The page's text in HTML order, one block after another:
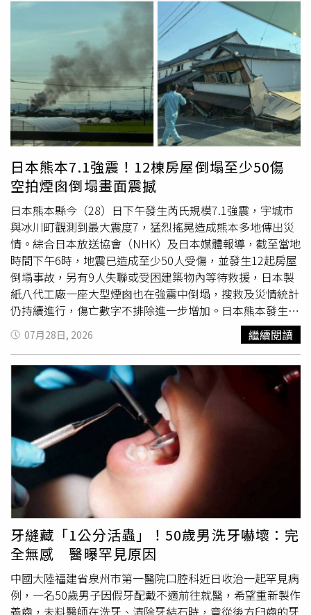
廠護、月薪9萬3377元，在2022年到2024年她經手處理4件
引發爭議的意外，第一次是2022年某日，楊梅廠操作員扭
傷腳踝，楊姓護理師治療後沒使用「Medgate」登錄廠內診
療急救紀錄，也沒在職業安全通報平台「EHS360」回報此
事。第二次是2023年5月11日，技術員維護機器時撞到頭
流
血 暈眩，楊姓護理師處置後同樣未於兩個系統通報。第三次
在2024年2月27日，工程師在辦公室突然暈倒昏迷，甦醒後
去護理站讓楊姓護理師醫治，之後她也沒用兩個系統回報。
第四次發生在2024年11月27日，承包商訪客在工廠大門扭
到腳，接受楊姓護理師處理，她仍未在Medgate紀錄、
EHS360通報。2025年3月，3M以勞基法第11條第5款為
由，通知楊姓護理師終止僱傭關係，她提告主張自己足以勝
任工作，公司違反解僱最後手段性。3M公司告訴法院，廠
護的工作除了提供員工健康諮詢、急救和緊急處置，還有申
報、保存及追蹤紀錄，所以每次醫療後須在Medgate內部回
報系統詳實登錄診療急救紀錄，還得進行職安通報，在
EHS360系統紀錄追蹤職安事件。3M主張接到匿名舉報，楊
梅廠EHS主管指示團隊掩蓋工廠發生的傷害事故，內部調查
發現楊姓護理師4次應通報未通報，她承認違規未進行EHS
通報，在前兩次意外處理完畢後「錯誤遵循EHS主管的指
示」；調查過程中另外抓到楊姓護理師在Medgate系統也漏
報，這構成重大職務疏失，也不符醫療道德規範，導致公司
無法預知風險、釐清職業災害的責任歸屬，因此楊姓護理師
無法勝任工作。台北地院調查，依據3M的作業指導書，任
何異常事件例如災害、事故發生後，「權責單位」24小時內
應依規定登錄於3M全球事故管理系統，所謂權責單位是指
事發單位，從員工的證詞也可知道，是否在EHS360系統通
報，由EHS部門的主管或資深工程師來判斷，楊姓護理師不
具有EHS通報的義務。至於Medgate系統未紀錄的部分，法
官認為楊姓護理師違規，因為《勞工健康保護規則》明定勞
工健康服務人員應保存勞工職業衛生、職業健康的相關調查
以及傷害疾病的紀錄，這是楊姓護理師的工作，她就應該使
用Medgate記下醫療處置的情形，何況她自己也承認，第一
次到第三次傷病急救事件並未在Medgate系統登錄。既然楊
姓護理師確有疏失，為何3M解僱仍不合法？北院指出，
2022年操作員腳踝扭傷、2023年技術員撞頭 流血、2024年
工程師昏倒，發生頻率只有一年一次，而且這些員工的傷病
日本熊本7.1強震！12棟房屋倒塌至少50傷
空拍煙囪倒塌畫面震撼
日本熊本縣今（28）日下午發生芮氏規模7.1強震，宇城市
與冰川町觀測到最大震度7，猛烈搖晃造成熊本多地傳出災
情。綜合日本放送協會（NHK）及日本媒體報導，截至當地
時間下午6時，地震已造成至少50人受傷，並發生12起房屋
倒塌事故，另有9人失聯或受困建築物內等待救援，日本製
紙八代工廠一座大型煙囪也在強震中倒塌，搜救及災情統計
仍持續進行，傷亡數字不排除進一步增加。日本熊本發生規
模7.1強震，最大震度達7級，多處建物倒塌，搜救人員持續
搶救受困民眾。（圖／翻攝自X，@KINOks_game)熊本縣
警方表示，截至下午5時，在觀測到最大震度7的地區已接獲
12起房屋倒塌通報，以及4起民眾受困屋內案件，其中以八
代市鏡町災情最為嚴重。目前縣內共有9人因失去聯繫或受
困建築物無法脫困，警方與消防單位正持續確認其安危，全
力展開搜救。強震襲擊熊本後，多棟建築受損，日本製紙八
代工廠煙囪倒塌，災情仍在統計中。（圖／翻攝自X，
@nhk_news)位於冰川町的八代北部地區醫療中心指出，強
震發生後，截至傍晚已有超過50名傷者陸續送醫，大多因建
物倒塌、跌倒或遭掉落物砸傷所致，醫院持續收治傷患，實
際傷亡情況仍在統計中。冰川町特別養護老人院「早尾園」
也受到地震重創。一名職員回憶，當時正在辦公室處理文書
工作，突然感受到前所未有的劇烈前後搖晃，即使雙手緊抓
桌子，身體仍幾乎站不穩，「搖晃強到根本無法支撐身
體」。院內多名乘坐輪椅的住民因劇烈震動跌倒，也有工作
人員遭掉落物品砸傷、手臂被割傷流血，約有10人受傷，所
幸均無生命危險。宇城市公共就業服務中心「Hello Work
07月28日, 2026 繼續閱讀
牙縫藏「1公分活蟲」！50歲男洗牙嚇壞：完
全無感 醫曝罕見原因
中國大陸福建省泉州市第一醫院口腔科近日收治一起罕見病
例，一名50歲男子因假牙配戴不適前往就醫，希望重新製作
義齒，未料醫師在洗牙、清除牙結石時，竟從後方臼齒的牙